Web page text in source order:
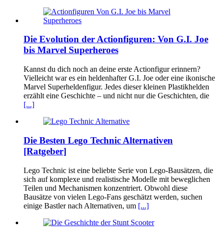
Die Evolution der Actionfiguren: Von G.I. Joe
bis Marvel Superheroes
Kannst du dich noch an deine erste Actionfigur erinnern?
Vielleicht war es ein heldenhafter G.I. Joe oder eine ikonische
Marvel Superheldenfigur. Jedes dieser kleinen Plastikhelden
erzählt eine Geschichte – und nicht nur die Geschichten, die
[...]
Die Besten Lego Technic Alternativen
[Ratgeber]
Lego Technic ist eine beliebte Serie von Lego-Bausätzen, die
sich auf komplexe und realistische Modelle mit beweglichen
Teilen und Mechanismen konzentriert. Obwohl diese
Bausätze von vielen Lego-Fans geschätzt werden, suchen
einige Bastler nach Alternativen, um [...]